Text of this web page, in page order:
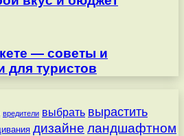
— советы и
для туристов
вредители выбрать вырастить
дизайне ландшафтном